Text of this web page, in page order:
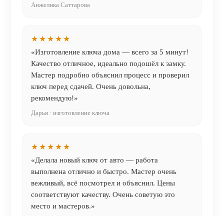
Анжелика Саттарова
★★★★★
«Изготовление ключа дома — всего за 5 минут!
Качество отличное, идеально подошёл к замку.
Мастер подробно объяснил процесс и проверил
ключ перед сдачей. Очень довольна,
рекомендую!»
Дарья · изготовление ключа
★★★★★
«Делала новый ключ от авто — работа
выполнена отлично и быстро. Мастер очень
вежливый, всё посмотрел и объяснил. Цены
соответствуют качеству. Очень советую это
место и мастеров.»